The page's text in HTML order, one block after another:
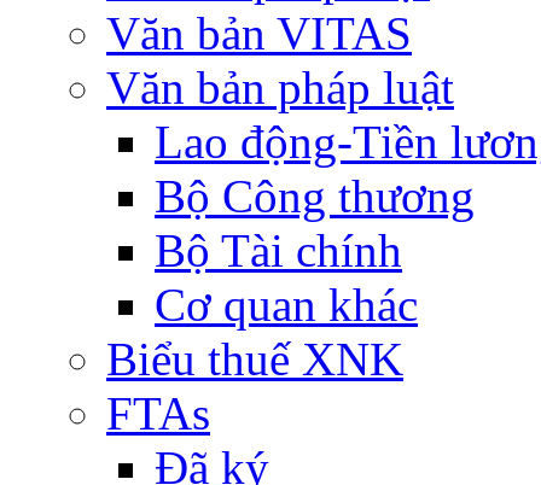
Văn bản VITAS
Văn bản pháp luật
Lao động-Tiền
Bộ Công thương
Bộ Tài chính
Cơ quan khác
Biểu thuế XNK
FTAs
Đã ký